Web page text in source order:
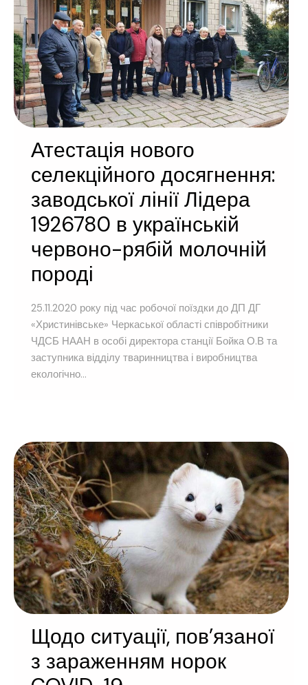
Атестація нового
селекційного досягнення:
заводської лінії Лідера
1926780 в українській
червоно-рябій молочній
породі
25.11.2020 року під час робочої поїздки до ДП ДГ
«Христинівське» Черкаської області співробітники
ЧДСБ НААН в особі директора станції Бойка О.В та
заступника відділу тваринництва і виробництва
екологічно...
Щодо ситуації, пов’язаної
з зараженням норок